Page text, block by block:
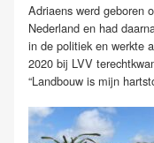
Adriaens werd geboren
Nederland en had
in de politiek en werkte
2020 bij LVV
“Landbouw is mijn